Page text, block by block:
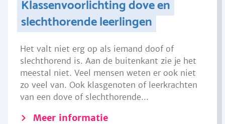
Klassenvoorlichting dove en
slechthorende leerlingen
Het valt niet erg op als iemand doof of
slechthorend is. Aan de buitenkant zie je het
meestal niet. Veel mensen weten er ook niet
zo veel van. Ook klasgenoten of leerkrachten
van een dove of slechthorende...
Meer informatie